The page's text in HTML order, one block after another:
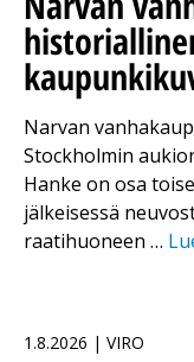
Narvan
Stockholmin
Hanke on osa
jälkeisessä
raatihuoneen …
1.8.2026 | VIRO